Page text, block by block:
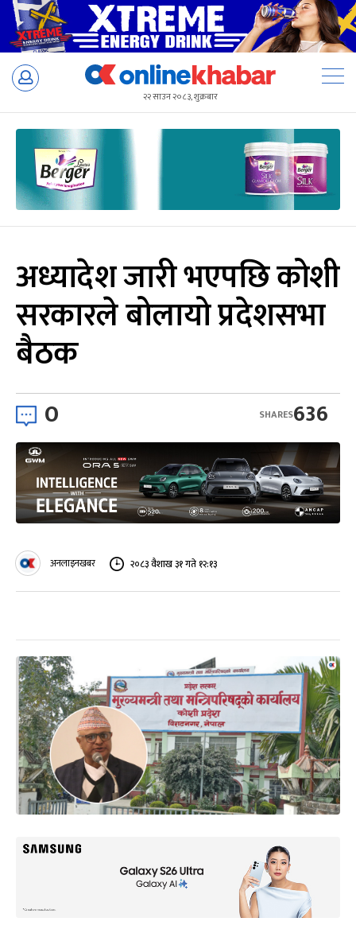
Skip
२२ साउन २०८३, शुक्रबार
अध्यादेश जारी भएपछि कोशी
सरकारले बोलायो प्रदेशसभा
बैठक
0 636
SHARES
अनलाइनखबर २०८३ वैशाख ३१ गते १२:१३